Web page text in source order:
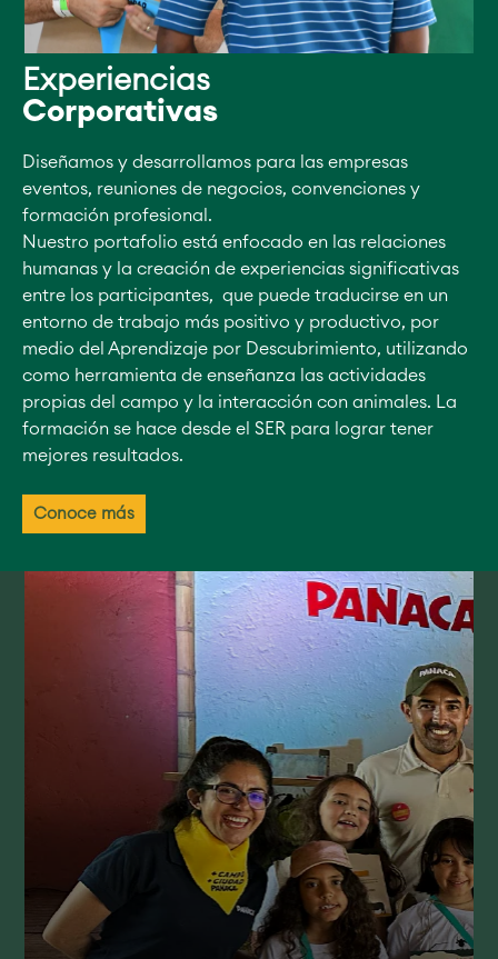
Experiencias
Corporativas
Diseñamos y desarrollamos para las empresas
eventos, reuniones de negocios, convenciones y
formación profesional.
Nuestro portafolio está enfocado en las relaciones
humanas y la creación de experiencias significativas
entre los participantes, que puede traducirse en un
entorno de trabajo más positivo y productivo, por
medio del Aprendizaje por Descubrimiento, utilizando
como herramienta de enseñanza las actividades
propias del campo y la interacción con animales. La
formación se hace desde el SER para lograr tener
mejores resultados.
Conoce más